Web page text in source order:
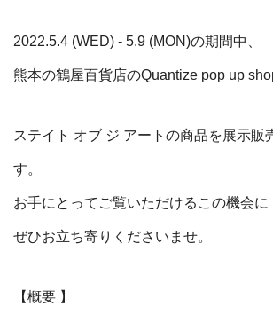
2022.5.4 (WED) - 5.9 (MON)の期間中、
熊本の鶴屋百貨店のQuantize pop up
ステイト オブ ジ アートの商品を展示販
す。
お手にとってご覧いただけるこの機会に
ぜひお立ち寄りくださいませ。
【概要 】